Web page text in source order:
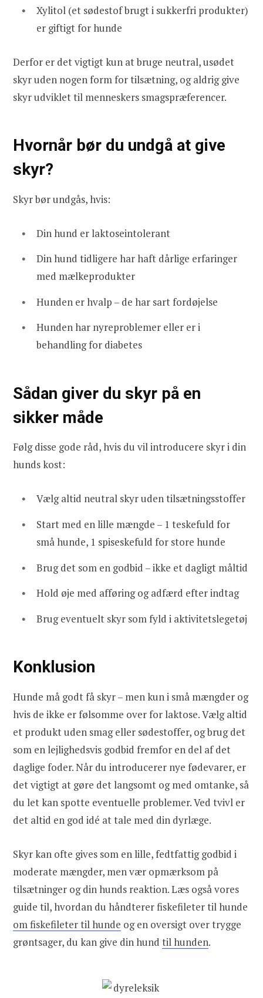
Xylitol (et sødestof brugt i sukkerfri produkter)
er giftigt for hunde
Derfor er det vigtigt kun at bruge neutral, usødet
skyr uden nogen form for tilsætning, og aldrig give
skyr udviklet til menneskers smagspræferencer.
Hvornår bør du undgå at give
skyr?
Skyr bør undgås, hvis:
Din hund er laktoseintolerant
Din hund tidligere har haft dårlige erfaringer
med mælkeprodukter
Hunden er hvalp – de har sart fordøjelse
Hunden har nyreproblemer eller er i
behandling for diabetes
Sådan giver du skyr på en
sikker måde
Følg disse gode råd, hvis du vil introducere skyr i din
hunds kost:
Vælg altid neutral skyr uden tilsætningsstoffer
Start med en lille mængde – 1 teskefuld for
små hunde, 1 spiseskefuld for store hunde
Brug det som en godbid – ikke et dagligt måltid
Hold øje med afføring og adfærd efter indtag
Brug eventuelt skyr som fyld i aktivitetslegetøj
Konklusion
Hunde må godt få skyr – men kun i små mængder og
hvis de ikke er følsomme over for laktose. Vælg altid
et produkt uden smag eller sødestoffer, og brug det
som en lejlighedsvis godbid fremfor en del af det
daglige foder. Når du introducerer nye fødevarer, er
det vigtigt at gøre det langsomt og med omtanke, så
du let kan spotte eventuelle problemer. Ved tvivl er
det altid en god idé at tale med din dyrlæge.
Skyr kan ofte gives som en lille, fedtfattig godbid i
moderate mængder, men vær opmærksom på
tilsætninger og din hunds reaktion. Læs også vores
guide til, hvordan du håndterer fiskefileter til hunde
om fiskefileter til hunde og en oversigt over trygge
grøntsager, du kan give din hund til hunden.